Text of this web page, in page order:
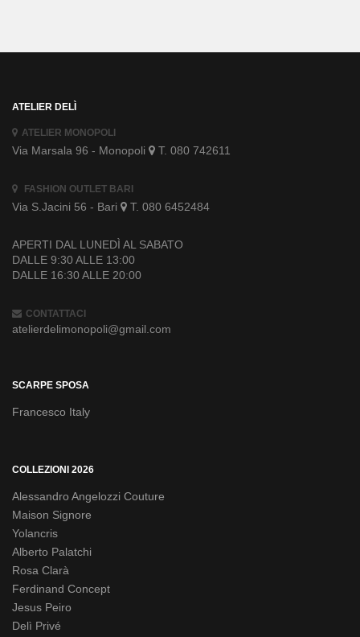
ATELIER DELÌ
ATELIER MONOPOLI
Via Marsala 96 - Monopoli T. 080 742611
FASHION OUTLET BARI
Via S.Jacini 56 - Bari T. 080 6452484
APERTI DAL LUNEDÌ AL SABATO
DALLE 9:30 ALLE 13:00
DALLE 16:30 ALLE 20:00
CONTATTACI
atelierdelimonopoli@gmail.com
SCARPE SPOSA
Francesco Italy
COLLEZIONI 2026
Alessandro Angelozzi Couture
Maison Signore
Yolancris
Alberto Palatchi
Rosa Clarà
Ferdinand Concept
Jesus Peiro
Delì Privé